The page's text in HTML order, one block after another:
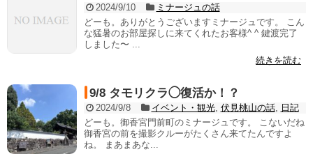
2024/9/10
ミナージュの話
どーも。ありがとうございますミナージュです。 こん
な猛暑のお部屋探しに来てくれたお客様^ ^ 鍵渡完了
しました〜 ...
続きを読む
9/8 タモリクラ◯復活か！？
2024/9/8 イベント・観光, 伏見桃山の話,
日記
どーも。御香宮門前町のミナージュです。 こないだね
御香宮の前を撮影クルーがたくさん来てたんですよ
ね。 まあまあな...